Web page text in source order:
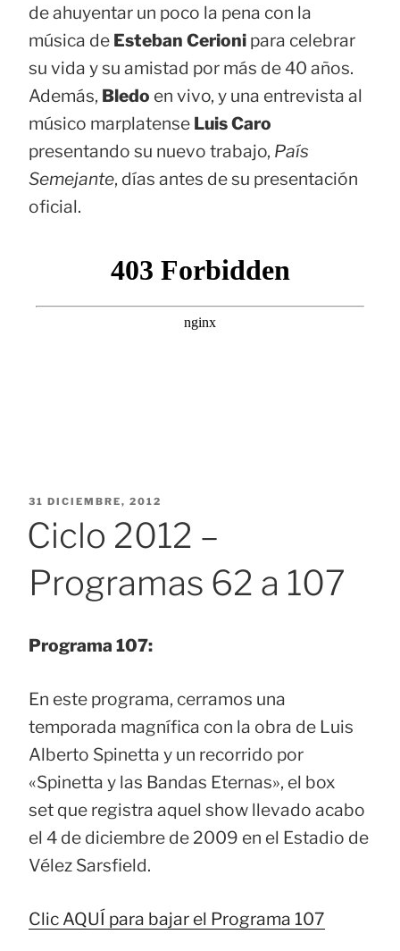
de ahuyentar un poco la pena con la
música de Esteban Cerioni para celebrar
su vida y su amistad por más de 40 años.
Además, Bledo en vivo, y una entrevista al
músico marplatense Luis Caro
presentando su nuevo trabajo, País
Semejante, días antes de su presentación
oficial.
PUBLICADO
31 DICIEMBRE, 2012
Ciclo 2012 –
Programas 62 a 107
Programa 107:
En este programa, cerramos una
temporada magnífica con la obra de Luis
Alberto Spinetta y un recorrido por
«Spinetta y las Bandas Eternas», el box
set que registra aquel show llevado acabo
el 4 de diciembre de 2009 en el Estadio de
Vélez Sarsfield.
Clic AQUÍ para bajar el Programa 107